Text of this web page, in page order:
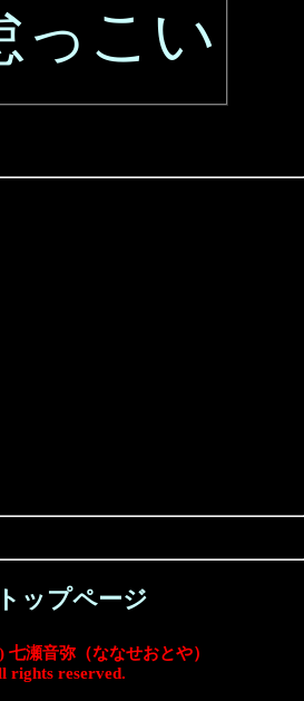
っこい
ップページ
瀬音弥（ななせおとや）
rights reserved.